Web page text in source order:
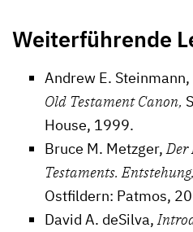
Weiterführende
Andrew E. Steinmann,
Old Testament Canon,
House, 1999.
Bruce M. Metzger,Der
Testaments.
Ostfildern: Patmos,
David A. deSilva,